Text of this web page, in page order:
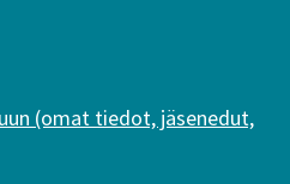
(omat tiedot, jäsenedut,